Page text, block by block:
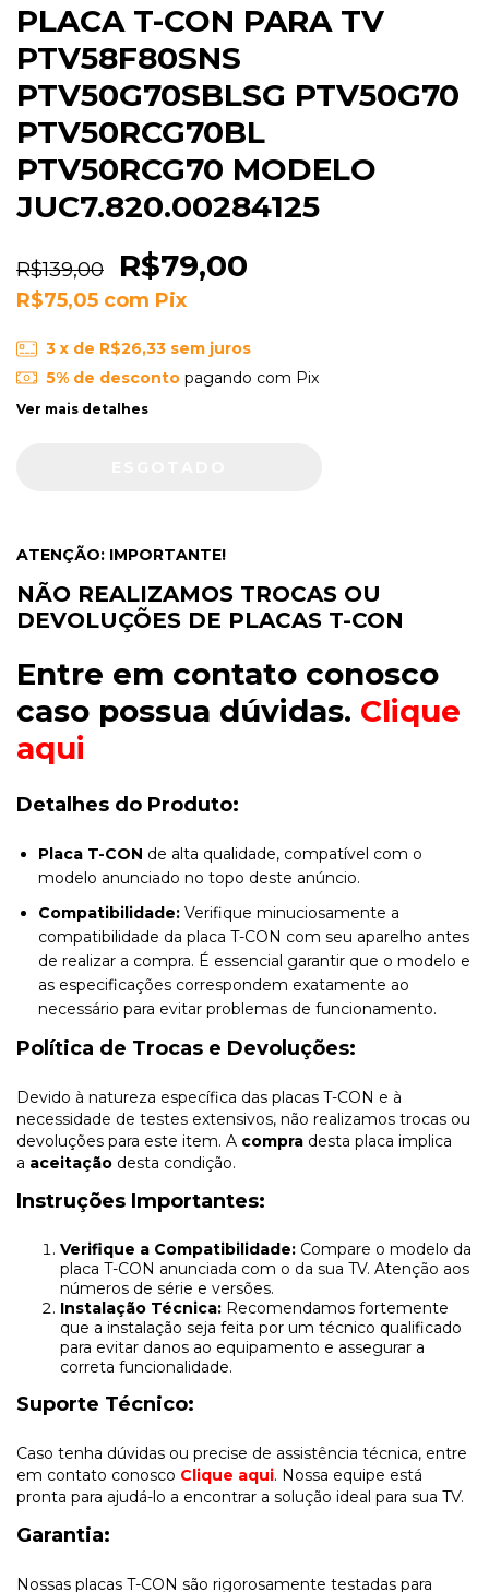
PLACA T-CON PARA TV
PTV58F80SNS
PTV50G70SBLSG PTV50G70
PTV50RCG70BL
PTV50RCG70 MODELO
JUC7.820.00284125
R$139,00 R$79,00
R$75,05 com Pix
3 x de R$26,33 sem juros
5% de descontopagando com Pix
Ver mais detalhes
ATENÇÃO: IMPORTANTE!
NÃO REALIZAMOS TROCAS OU
DEVOLUÇÕES DE PLACAS T-CON
Entre em contato conosco
caso possua dúvidas. Clique
aqui
Detalhes do Produto:
Placa T-CON de alta qualidade, compatível com o
modelo anunciado no topo deste anúncio.
Compatibilidade: Verifique minuciosamente a
compatibilidade da placa T-CON com seu aparelho antes
de realizar a compra. É essencial garantir que o modelo e
as especificações correspondem exatamente ao
necessário para evitar problemas de funcionamento.
Política de Trocas e Devoluções:
Devido à natureza específica das placas T-CON e à
necessidade de testes extensivos, não realizamos trocas ou
devoluções para este item. A compra desta placa implica
a aceitação desta condição.
Instruções Importantes:
Verifique a Compatibilidade: Compare o modelo da
placa T-CON anunciada com o da sua TV. Atenção aos
números de série e versões.
Instalação Técnica: Recomendamos fortemente
que a instalação seja feita por um técnico qualificado
para evitar danos ao equipamento e assegurar a
correta funcionalidade.
Suporte Técnico:
Caso tenha dúvidas ou precise de assistência técnica, entre
em contato conosco Clique aqui. Nossa equipe está
pronta para ajudá-lo a encontrar a solução ideal para sua TV.
Garantia:
Nossas placas T-CON são rigorosamente testadas para